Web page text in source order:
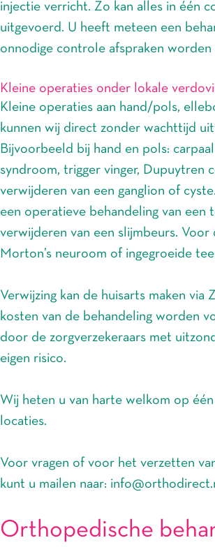
injectie verricht. Zo kan alles in één
uitgevoerd. U heeft meteen een
onnodige controle afspraken worden
Kleine operaties onder lokale
Kleine operaties aan hand/pols,
kunnen wij direct zonder wachttijd
Bijvoorbeeld bij hand en pols:
syndroom, trigger vinger, Dupuytren
verwijderen van een ganglion of
een operatieve behandeling van een
verwijderen van een slijmbeurs. Voor
Morton’s neuroom of ingegroeide
Verwijzing kan de huisarts maken via
kosten van de behandeling worden
door de zorgverzekeraars met
eigen risico.
Wij heten u van harte welkom op één
locaties.
Voor vragen of voor het verzetten
kunt u mailen naar:
Orthopedische